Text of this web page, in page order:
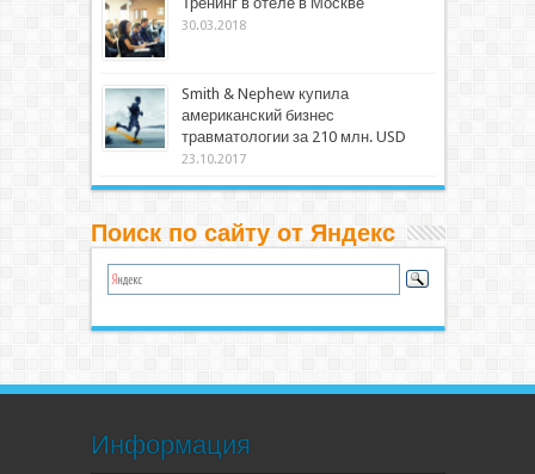
30.03.2018
Smith & Nephew купила
американский бизнес
травматологии за 210 млн. USD
23.10.2017
Поиск по сайту от Яндекс
Информация